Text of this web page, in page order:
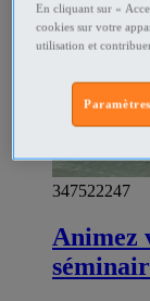
347522247
Animez
En cliquant sur «
cookies sur votre
utilisation et